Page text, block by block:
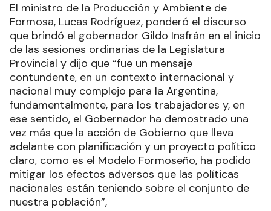
El ministro de la Producción y Ambiente de
Formosa, Lucas Rodríguez, ponderó el discurso
que brindó el gobernador Gildo Insfrán en el inicio
de las sesiones ordinarias de la Legislatura
Provincial y dijo que “fue un mensaje
contundente, en un contexto internacional y
nacional muy complejo para la Argentina,
fundamentalmente, para los trabajadores y, en
ese sentido, el Gobernador ha demostrado una
vez más que la acción de Gobierno que lleva
adelante con planificación y un proyecto político
claro, como es el Modelo Formoseño, ha podido
mitigar los efectos adversos que las políticas
nacionales están teniendo sobre el conjunto de
nuestra población”,